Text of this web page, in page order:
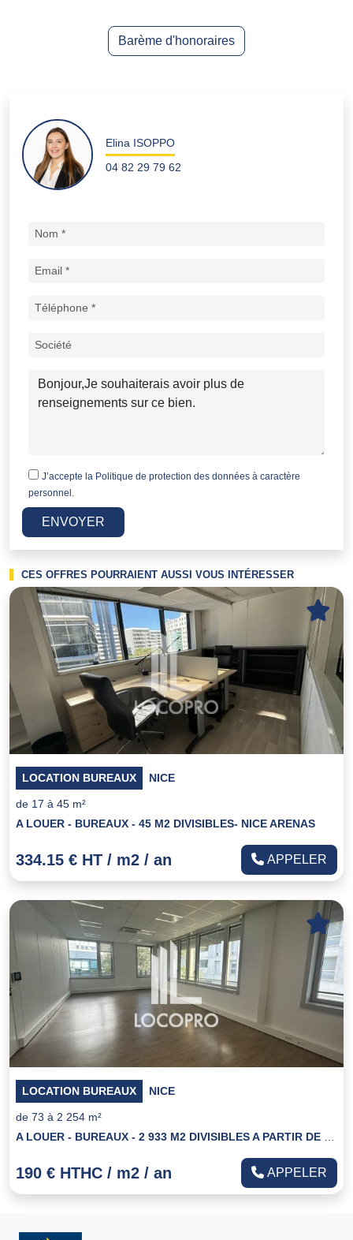
Barème d'honoraires
Elina ISOPPO
04 82 29 79 62
J’accepte la Politique de protection des données à caractère
personnel.
ENVOYER
CES OFFRES POURRAIENT AUSSI VOUS INTÉRESSER
LOCATION BUREAUX NICE
de 17 à 45 m²
A LOUER - BUREAUX - 45 M2 DIVISIBLES- NICE ARENAS
334.15 € HT / m2 / an APPELER
LOCATION BUREAUX NICE
de 73 à 2 254 m²
A LOUER - BUREAUX - 2 933 M2 DIVISIBLES A PARTIR DE 73 M2 - NICE MERIDIA
190 € HTHC / m2 / an APPELER